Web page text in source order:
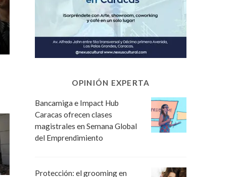
OPINIÓN EXPERTA
Bancamiga e Impact Hub
Caracas ofrecen clases
magistrales en Semana Global
del Emprendimiento
Protección: el grooming en